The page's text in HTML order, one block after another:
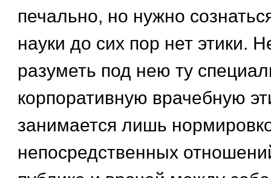
печально, но нужно
науки до сих пор нет этики.
разуметь под нею ту
корпоративную врачебную
занимается лишь
непосредственных